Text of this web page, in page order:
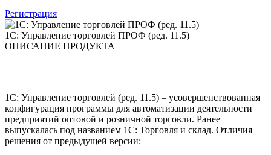
Регистрация
1C: Управление торговлей ПРОФ (ред. 11.5)
ОПИСАНИЕ ПРОДУКТА
1C: Управление торговлей (ред. 11.5) – усовершенствованная
конфигурация программы для автоматизации деятельности
предприятий оптовой и розничной торговли. Ранее
выпускалась под названием 1С: Торговля и склад. Отличия
решения от предыдущей версии: